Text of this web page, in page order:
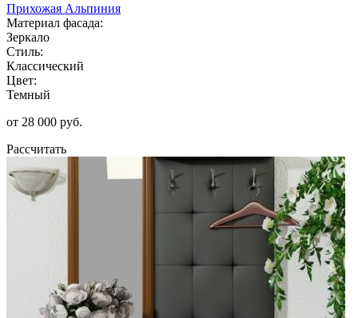
Прихожая Альпиния
Материал фасада:
Зеркало
Стиль:
Классический
Цвет:
Темный
от 28 000 руб.
Рассчитать